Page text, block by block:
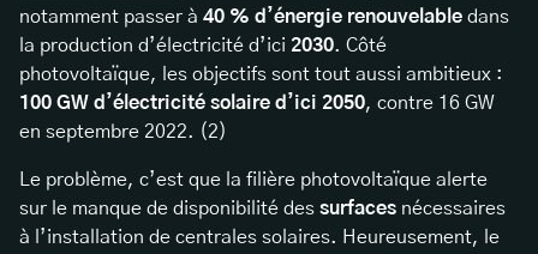
notamment passer à 40 % d’énergie renouvelable dans
la production d’électricité d’ici 2030. Côté
photovoltaïque, les objectifs sont tout aussi ambitieux :
100 GW d’électricité solaire d’ici 2050, contre 16 GW
en septembre 2022. (2)
Le problème, c’est que la filière photovoltaïque alerte
sur le manque de disponibilité des surfaces nécessaires
à l’installation de centrales solaires. Heureusement, le